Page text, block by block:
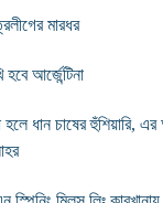
মারধর
আর্জেন্টিনা
ধান চাষের হুঁশিয়ারি,